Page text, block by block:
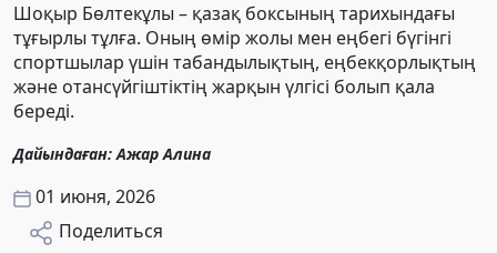
Шоқыр Бөлтекұлы – қазақ боксының тарихындағы
тұғырлы тұлға. Оның өмір жолы мен еңбегі бүгінгі
спортшылар үшін табандылықтың, еңбекқорлықтың
және отансүйгіштіктің жарқын үлгісі болып қала
береді.
Дайындаған: Ажар Алина
01 июня, 2026
Поделиться